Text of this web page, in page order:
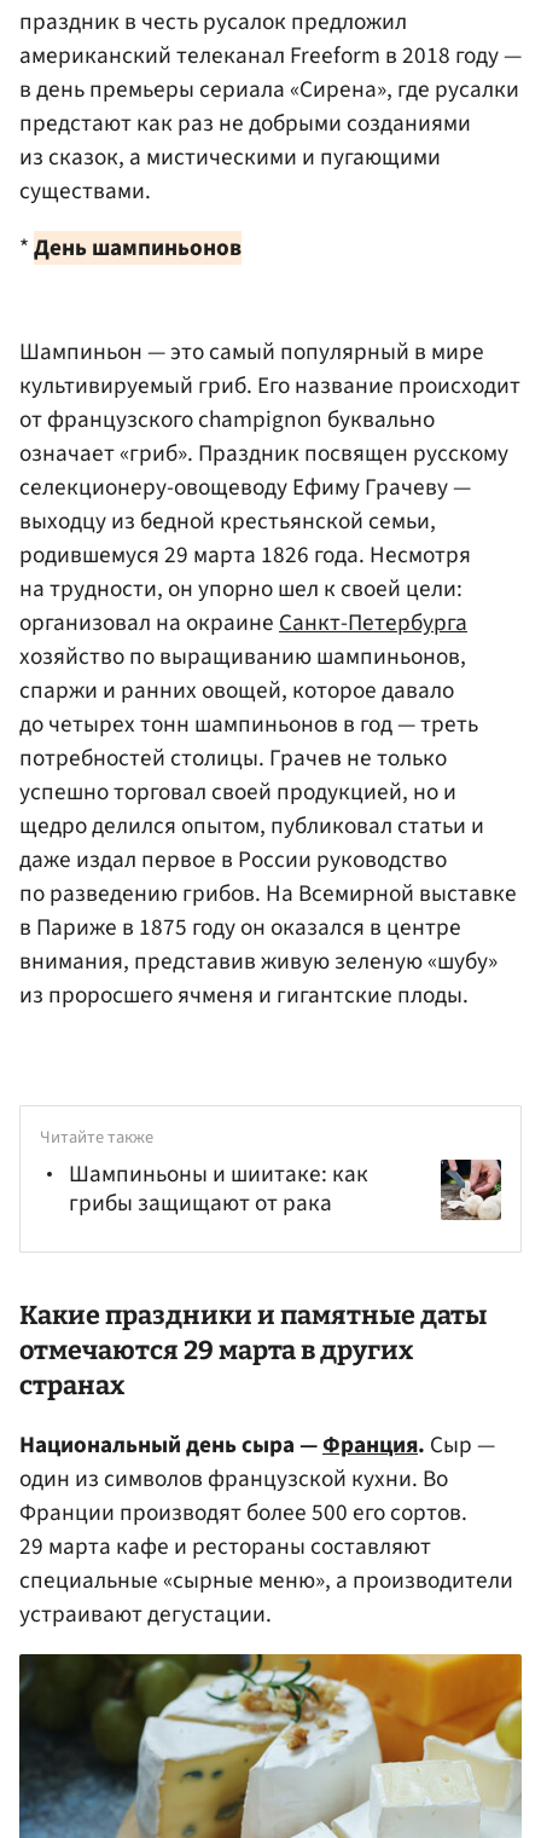
праздник в честь русалок предложил
американский телеканал Freeform в 2018 году —
в день премьеры сериала «Сирена», где русалки
предстают как раз не добрыми созданиями
из сказок, а мистическими и пугающими
существами.
*День шампиньонов
Шампиньон — это самый популярный в мире
культивируемый гриб. Его название происходит
от французского champignon буквально
означает «гриб». Праздник посвящен русскому
селекционеру-овощеводу Ефиму Грачеву —
выходцу из бедной крестьянской семьи,
родившемуся 29 марта 1826 года. Несмотря
на трудности, он упорно шел к своей цели:
организовал на окраинеСанкт-Петербурга
хозяйство по выращиванию шампиньонов,
спаржи и ранних овощей, которое давало
до четырех тонн шампиньонов в год — треть
потребностей столицы. Грачев не только
успешно торговал своей продукцией, но и
щедро делился опытом, публиковал статьи и
даже издал первое в России руководство
по разведению грибов. На Всемирной выставке
в Париже в 1875 году он оказался в центре
внимания, представив живую зеленую «шубу»
из проросшего ячменя и гигантские плоды.
Читайте также
Шампиньоны и шиитаке: как
грибы защищают от рака
Какие праздники и памятные даты
отмечаются 29 марта в других
странах
Национальный день сыра —Франция. Сыр —
один из символов французской кухни. Во
Франции производят более 500 его сортов.
29 марта кафе и рестораны составляют
специальные «сырные меню», а производители
устраивают дегустации.